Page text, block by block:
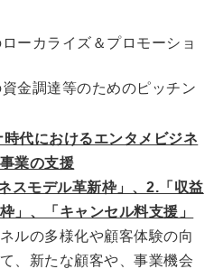
ーカライズ＆プロモーショ
金調達等のためのピッチン
代におけるエンタメビジネ
業の支援
スモデル革新枠」、2.「収益
」、「キャンセル料支援」
ルの多様化や顧客体験の向
て、新たな顧客や、事業機会